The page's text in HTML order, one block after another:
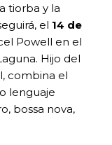
tiorba y la
el 14 de
Powell en el
Hijo del
combina el
lenguaje
bossa nova,